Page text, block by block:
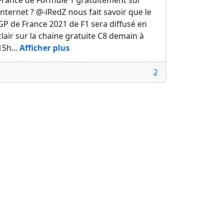
? @-iRedZ nous fait savoir que le
de France 2021 de F1 sera diffusé en
sur la chaine gratuite C8 demain à
Afficher plus
2